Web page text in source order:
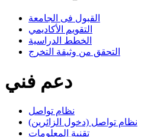
القبول فى الجامعة
التقويم الأكاديمي
الخطط الدراسية
التحقق من وثيقة التخرج
دعم فني
نظام تواصل
نظام تواصل (دخول الزائرين)
تقنية المعلومات